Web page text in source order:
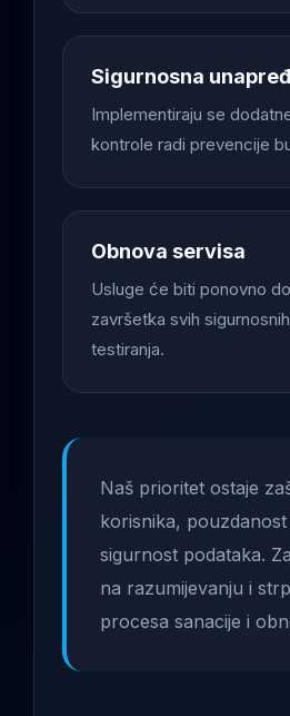
Sigurnosna
Implementiraju se
kontrole radi prevencije
Obnova servisa
Usluge će biti ponovno
završetka svih
testiranja.
Naš prioritet ostaje
korisnika, pouzdanost
sigurnost podataka.
na razumijevanju i
procesa sanacije i